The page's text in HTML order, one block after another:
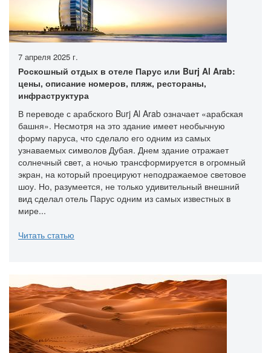
7 апреля 2025 г.
Роскошный отдых в отеле Парус или Burj Al Arab:
цены, описание номеров, пляж, рестораны,
инфраструктура
В переводе с арабского Burj Al Arab означает «арабская
башня». Несмотря на это здание имеет необычную
форму паруса, что сделало его одним из самых
узнаваемых символов Дубая. Днем здание отражает
солнечный свет, а ночью трансформируется в огромный
экран, на который проецируют неподражаемое световое
шоу. Но, разумеется, не только удивительный внешний
вид сделал отель Парус одним из самых известных в
мире...
Читать статью